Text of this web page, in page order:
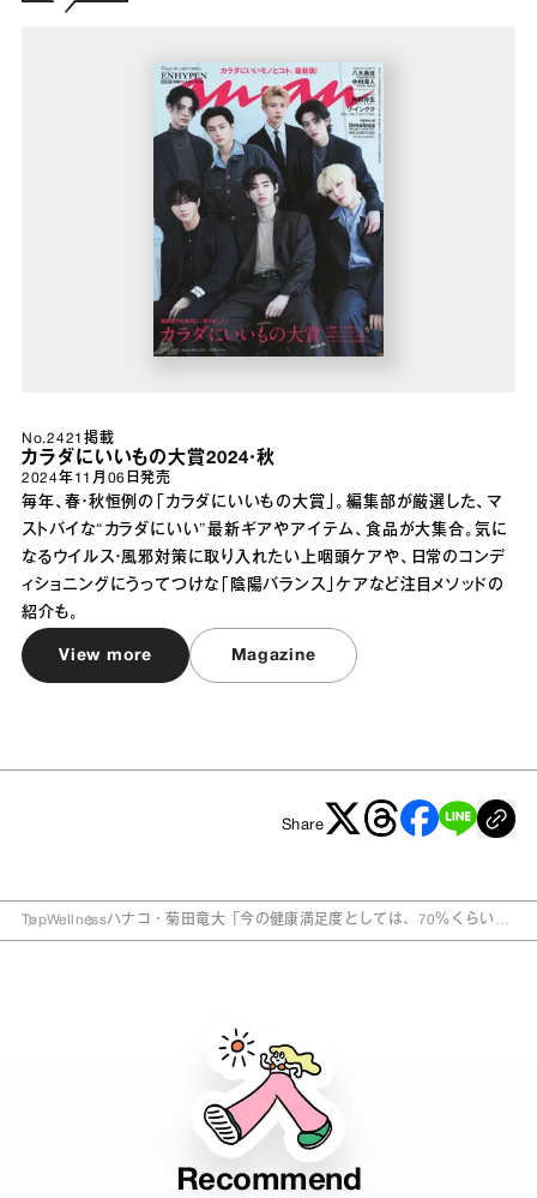
No.2421掲載
カラダにいいもの大賞2024・秋
2024年11月06日 発売
毎年、春・秋恒例の「カラダにいいもの大賞」。編集部が厳選した、マ
ストバイな“カラダにいい”最新ギアやアイテム、食品が大集合。気に
なるウイルス・風邪対策に取り入れたい上咽頭ケアや、日常のコンデ
ィショニングにうってつけな「陰陽バランス」ケアなど注目メソッドの
紹介も。
View more Magazine
Share
TopWellnessハナコ・菊田竜大「今の健康満足度としては、70％くらいか
Recommend